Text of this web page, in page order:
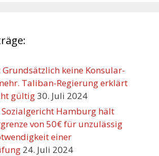
keine Konsular-
Taliban-Regierung erklärt
gültig30. Juli 2024
Sozialgericht Hamburg hält
von 50€ für unzulässig
einer
24. Juli 2024